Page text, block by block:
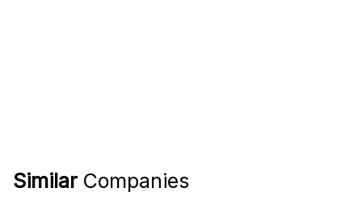
Similar Companies